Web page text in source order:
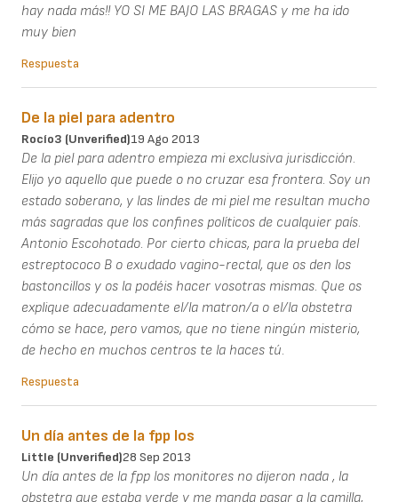
hay nada más!! YO SI ME BAJO LAS BRAGAS y me ha ido
muy bien
Respuesta
De la piel para adentro
Rocío3 (unverified)19 Ago 2013
De la piel para adentro empieza mi exclusiva jurisdicción.
Elijo yo aquello que puede o no cruzar esa frontera. Soy un
estado soberano, y las lindes de mi piel me resultan mucho
más sagradas que los confines políticos de cualquier país.
Antonio Escohotado. Por cierto chicas, para la prueba del
estreptococo B o exudado vagino-rectal, que os den los
bastoncillos y os la podéis hacer vosotras mismas. Que os
explique adecuadamente el/la matron/a o el/la obstetra
cómo se hace, pero vamos, que no tiene ningún misterio,
de hecho en muchos centros te la haces tú.
Respuesta
Un día antes de la fpp los
Little (unverified)28 Sep 2013
Un día antes de la fpp los monitores no dijeron nada , la
obstetra que estaba verde y me manda pasar a la camilla,